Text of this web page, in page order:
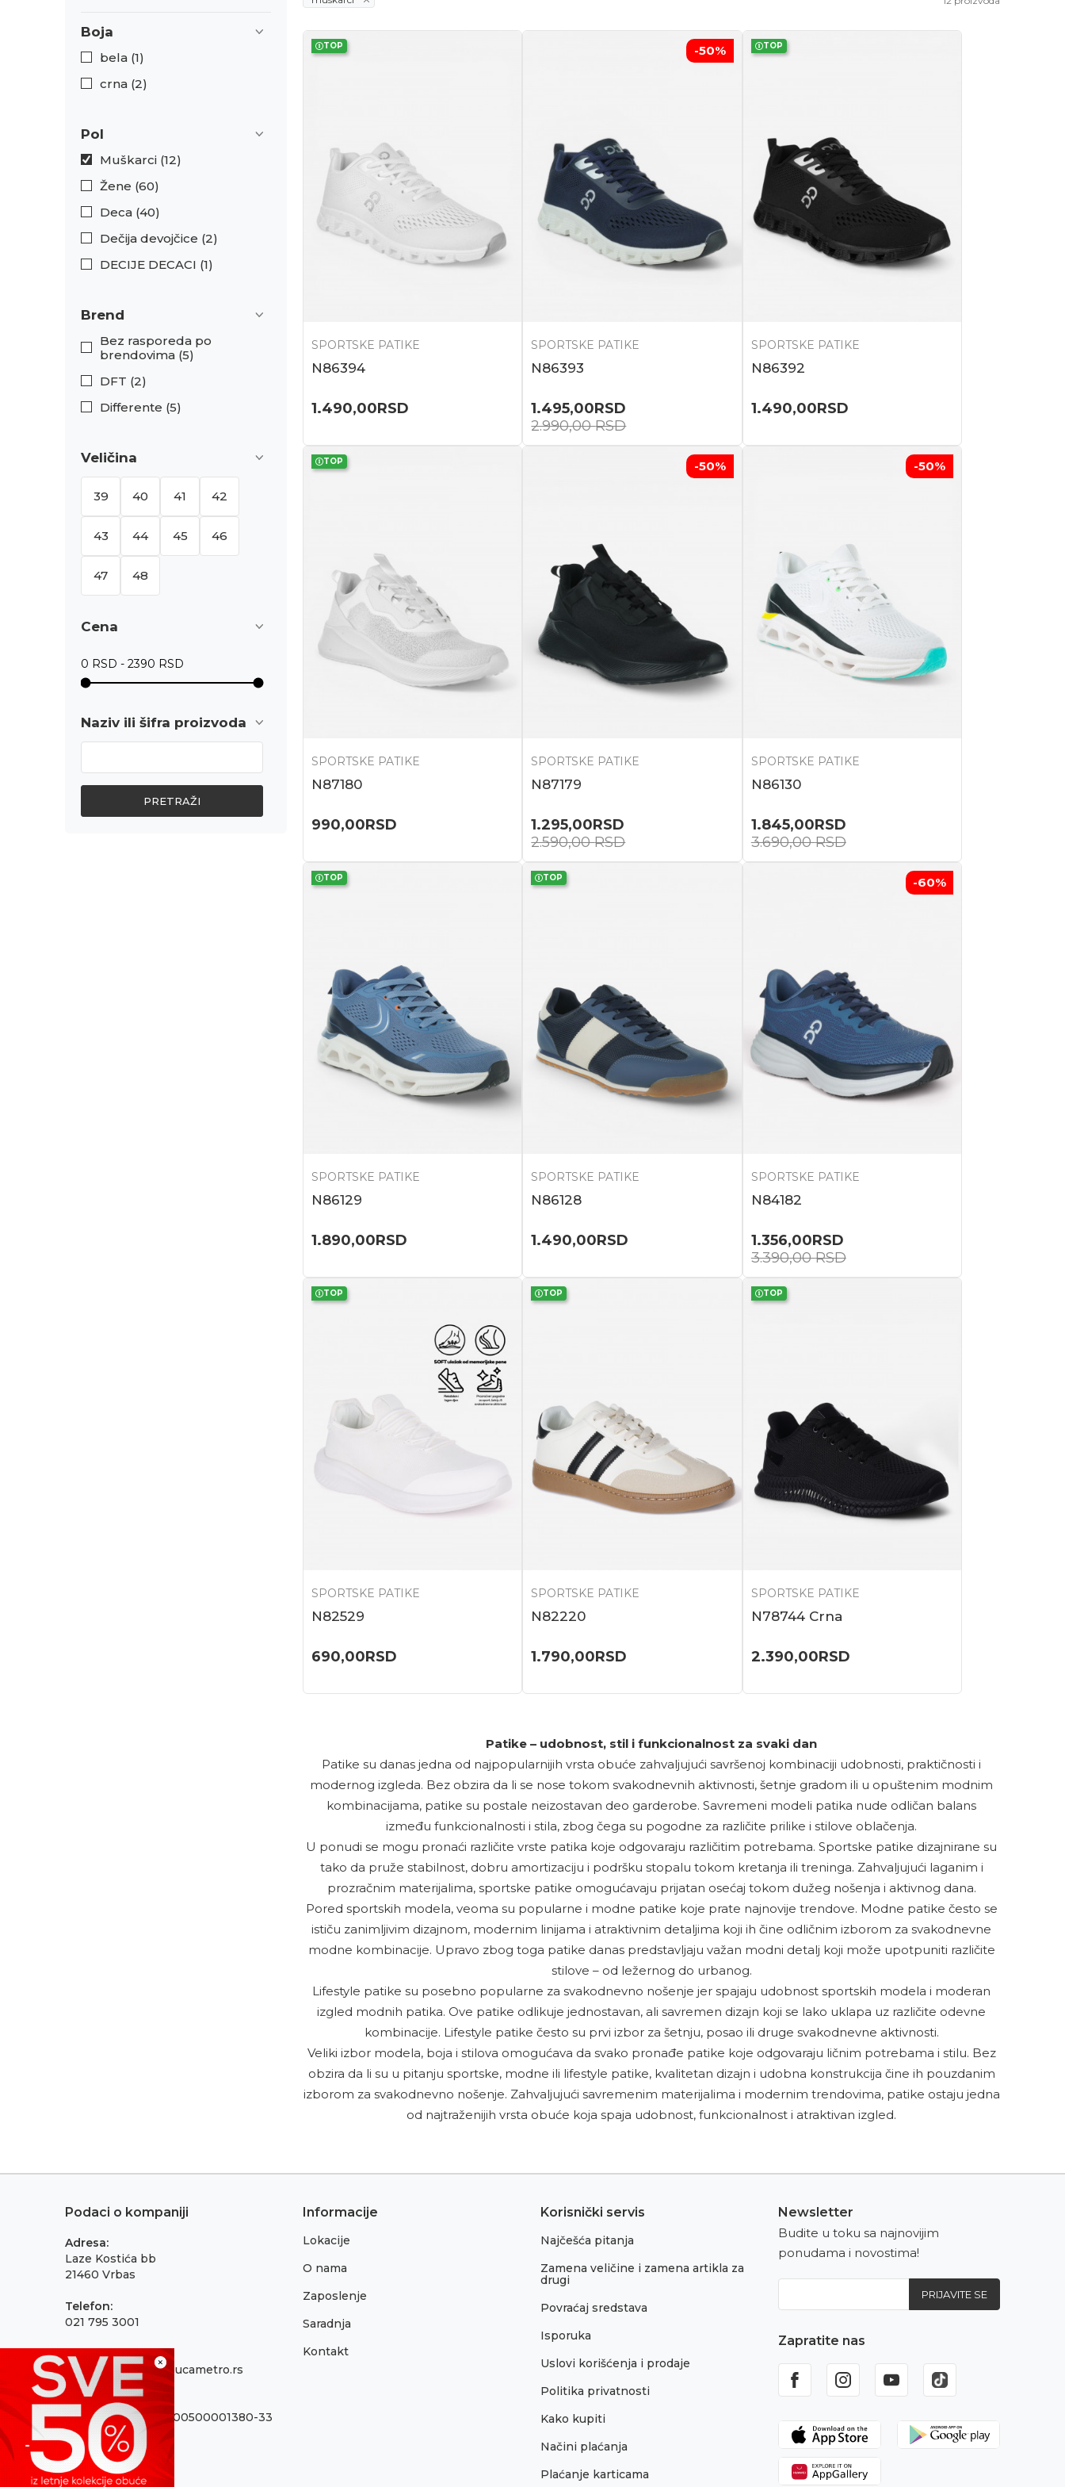
×
Boja
bela (1)
crna (2)
Pol
Muškarci (12)
Žene (60)
Deca (40)
Dečija devojčice (2)
DECIJE DECACI (1)
Brend
Bez rasporeda po
brendovima (5)
DFT (2)
Differente (5)
Veličina
39 40 41 42
43 44 45 46
47 48
Cena
Naziv ili šifra proizvoda
PRETRAŽI
TOP
SPORTSKE PATIKE
N86394
1.490,00RSD
-50%
SPORTSKE PATIKE
N86393
1.495,00RSD
2.990,00RSD
TOP
SPORTSKE PATIKE
N86392
1.490,00RSD
TOP
SPORTSKE PATIKE
N87180
990,00RSD
-50%
SPORTSKE PATIKE
N87179
1.295,00RSD
2.590,00RSD
-50%
SPORTSKE PATIKE
N86130
1.845,00RSD
3.690,00RSD
TOP
SPORTSKE PATIKE
N86129
1.890,00RSD
TOP
SPORTSKE PATIKE
N86128
1.490,00RSD
-60%
SPORTSKE PATIKE
N84182
1.356,00RSD
3.390,00RSD
TOP
SPORTSKE PATIKE
N82529
690,00RSD
TOP
SPORTSKE PATIKE
N82220
1.790,00RSD
TOP
SPORTSKE PATIKE
N78744 Crna
2.390,00RSD
Patike – udobnost, stil i funkcionalnost za svaki dan
Patike su danas jedna od najpopularnijih vrsta obuće zahvaljujući savršenoj kombinaciji udobnosti, praktičnosti i
modernog izgleda. Bez obzira da li se nose tokom svakodnevnih aktivnosti, šetnje gradom ili u opuštenim modnim
kombinacijama, patike su postale neizostavan deo garderobe. Savremeni modeli patika nude odličan balans
između funkcionalnosti i stila, zbog čega su pogodne za različite prilike i stilove oblačenja.
U ponudi se mogu pronaći različite vrste patika koje odgovaraju različitim potrebama. Sportske patike dizajnirane su
tako da pruže stabilnost, dobru amortizaciju i podršku stopalu tokom kretanja ili treninga. Zahvaljujući laganim i
prozračnim materijalima, sportske patike omogućavaju prijatan osećaj tokom dužeg nošenja i aktivnog dana.
Pored sportskih modela, veoma su popularne i modne patike koje prate najnovije trendove. Modne patike često se
ističu zanimljivim dizajnom, modernim linijama i atraktivnim detaljima koji ih čine odličnim izborom za svakodnevne
modne kombinacije. Upravo zbog toga patike danas predstavljaju važan modni detalj koji može upotpuniti različite
stilove – od ležernog do urbanog.
Lifestyle patike su posebno popularne za svakodnevno nošenje jer spajaju udobnost sportskih modela i moderan
izgled modnih patika. Ove patike odlikuje jednostavan, ali savremen dizajn koji se lako uklapa uz različite odevne
kombinacije. Lifestyle patike često su prvi izbor za šetnju, posao ili druge svakodnevne aktivnosti.
Veliki izbor modela, boja i stilova omogućava da svako pronađe patike koje odgovaraju ličnim potrebama i stilu. Bez
obzira da li su u pitanju sportske, modne ili lifestyle patike, kvalitetan dizajn i udobna konstrukcija čine ih pouzdanim
izborom za svakodnevno nošenje. Zahvaljujući savremenim materijalima i modernim trendovima, patike ostaju jedna
od najtraženijih vrsta obuće koja spaja udobnost, funkcionalnost i atraktivan izgled.
Podaci o kompaniji
Adresa:
Laze Kostića bb
21460 Vrbas
Telefon:
021 795 3001
Email:
onlinepodrska@obucametro.rs
Račun:
OTP Banka 325-9500500001380-33
PIB:
100637224
Informacije
Lokacije
O nama
Zaposlenje
Saradnja
Kontakt
Korisnički servis
Najčešća pitanja
Zamena veličine i zamena artikla za
drugi
Povraćaj sredstava
Isporuka
Uslovi korišćenja i prodaje
Politika privatnosti
Kako kupiti
Načini plaćanja
Plaćanje karticama
Newsletter
Budite u toku sa najnovijim
ponudama i novostima!
PRIJAVITE SE
Zapratite nas